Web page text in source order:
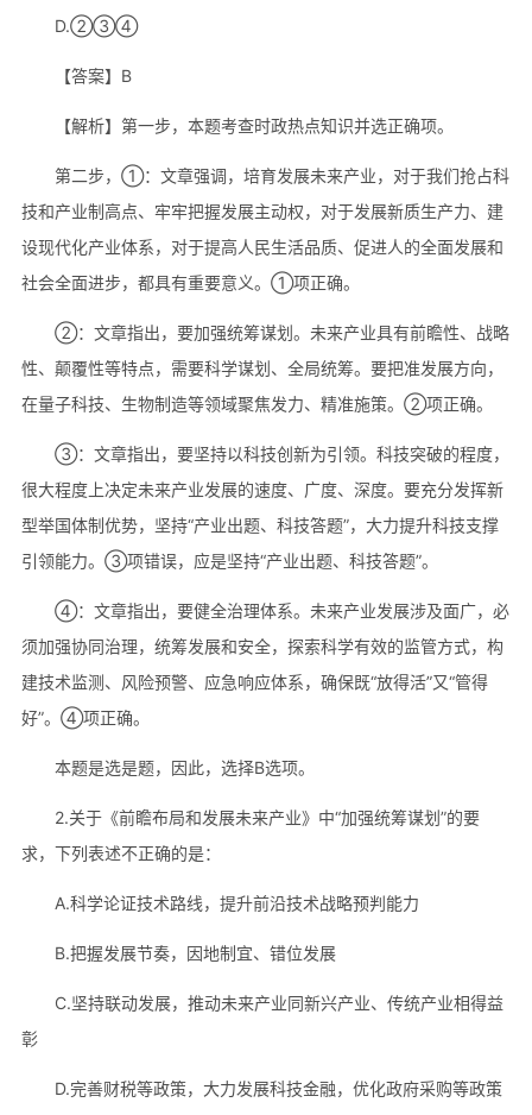
D.②③④
【答案】B
【解析】第一步，本题考查时政热点知识并选正确项。
第二步，①：文章强调，培育发展未来产业，对于我们抢占科
技和产业制高点、牢牢把握发展主动权，对于发展新质生产力、建
设现代化产业体系，对于提高人民生活品质、促进人的全面发展和
社会全面进步，都具有重要意义。①项正确。
②：文章指出，要加强统筹谋划。未来产业具有前瞻性、战略
性、颠覆性等特点，需要科学谋划、全局统筹。要把准发展方向，
在量子科技、生物制造等领域聚焦发力、精准施策。②项正确。
③：文章指出，要坚持以科技创新为引领。科技突破的程度，
很大程度上决定未来产业发展的速度、广度、深度。要充分发挥新
型举国体制优势，坚持“产业出题、科技答题”，大力提升科技支撑
引领能力。③项错误，应是坚持“产业出题、科技答题”。
④：文章指出，要健全治理体系。未来产业发展涉及面广，必
须加强协同治理，统筹发展和安全，探索科学有效的监管方式，构
建技术监测、风险预警、应急响应体系，确保既“放得活”又“管得
好”。④项正确。
本题是选是题，因此，选择B选项。
2.关于《前瞻布局和发展未来产业》中“加强统筹谋划”的要
求，下列表述不正确的是：
A.科学论证技术路线，提升前沿技术战略预判能力
B.把握发展节奏，因地制宜、错位发展
C.坚持联动发展，推动未来产业同新兴产业、传统产业相得益
彰
D.完善财税等政策，大力发展科技金融，优化政府采购等政策